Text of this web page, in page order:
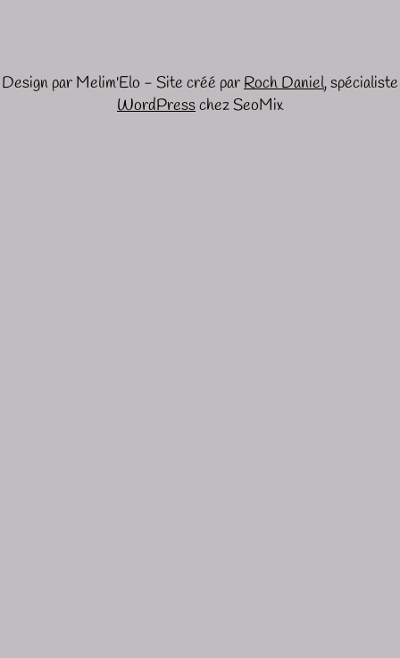
Design par Melim'Elo - Site créé parRoch Daniel, spécialiste
WordPresschez SeoMix